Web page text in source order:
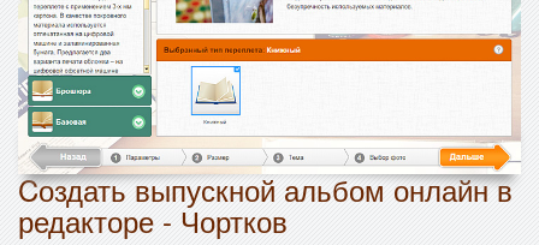
Cоздать выпускной альбом онлайн в
редакторе - Чортков